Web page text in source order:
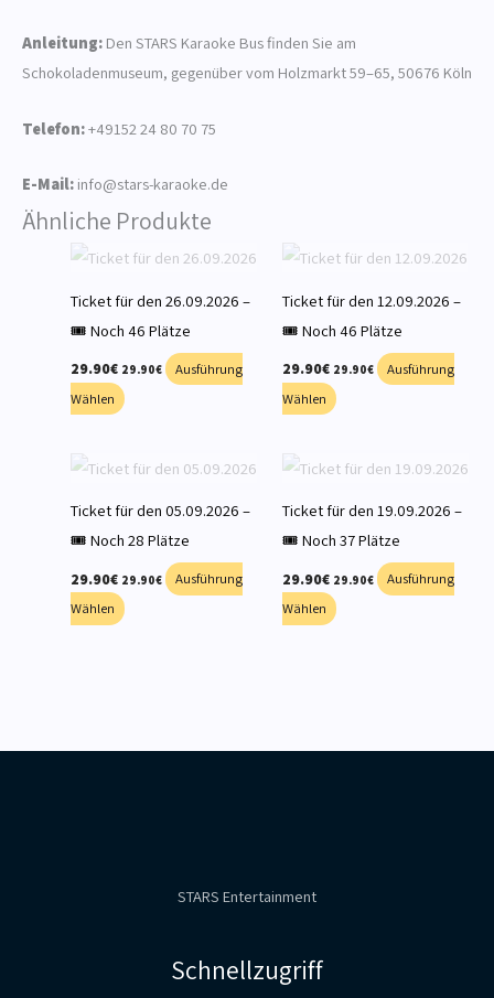
Anleitung: Den STARS Karaoke Bus finden Sie am
Schokoladenmuseum, gegenüber vom Holzmarkt 59–65, 50676 Köln
Telefon:+49152 24 80 70 75
E-Mail: info@stars-karaoke.de
Ähnliche Produkte
Ticket für den 26.09.2026 –
🎟️ Noch 46 Plätze
29.90€ 29.90€
Ausführung
Wählen
Ticket für den 12.09.2026 –
🎟️ Noch 46 Plätze
29.90€ 29.90€
Ausführung
Wählen
Ticket für den 05.09.2026 –
🎟️ Noch 28 Plätze
29.90€ 29.90€
Ausführung
Wählen
Ticket für den 19.09.2026 –
🎟️ Noch 37 Plätze
29.90€ 29.90€
Ausführung
Wählen
STARS Entertainment
Schnellzugriff